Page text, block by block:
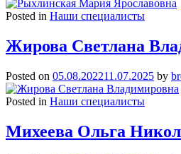
Posted in Наши специалисты
Жирова Светлана
Posted on 05.08.202211.07.2025 by
Posted in Наши специалисты
Михеева Ольга